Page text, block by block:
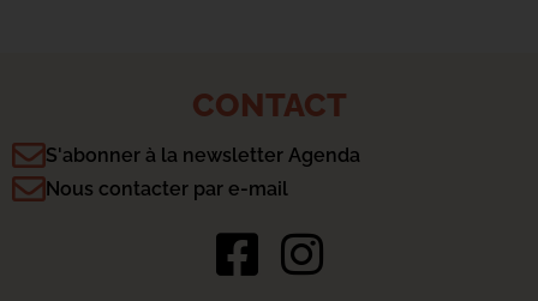
CONTACT
S'abonner à la newsletter Agenda
Nous contacter par e-mail